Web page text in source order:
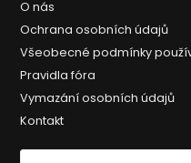
O nás
Ochrana osobních údajů
Všeobecné podmínky
Pravidla fóra
Vymazání osobních údajů
Kontakt